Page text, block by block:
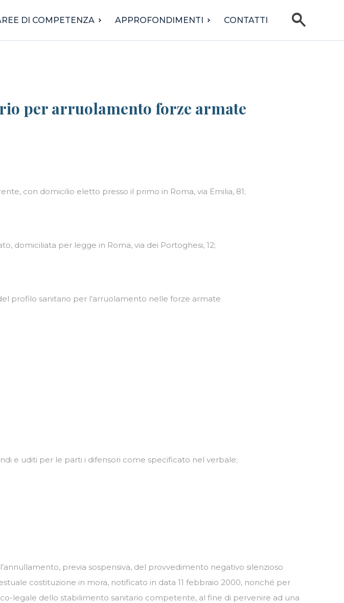
DI COMPETENZA APPROFONDIMENTI CONTATTI search
per arruolamento forze armate
con domicilio eletto presso il primo in Roma, via Emilia, 81;
domiciliata per legge in Roma, via dei Portoghesi, 12;
profilo sanitario per l’arruolamento nelle forze armate
e uditi per le parti i difensori come specificato nel verbale;
previa sospensiva, del provvedimento negativo silenzioso
costituzione in mora, notificato in data 11 febbraio 2000, nonché per
legale dello stabilimento sanitario competente, al fine di pervenire ad una